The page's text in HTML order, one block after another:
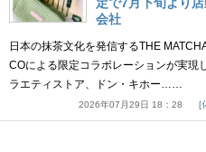
会社
日本の抹茶文化を発信するTHE
COによる限定コラボレーションが実現
ラエティストア、ドン・キホー……
2026年07月29日 18：28